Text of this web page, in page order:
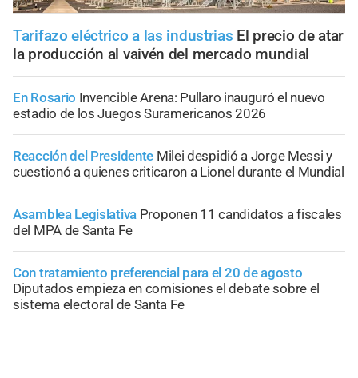
Tarifazo eléctrico a las industrias El precio de atar
la producción al vaivén del mercado mundial
En Rosario Invencible Arena: Pullaro inauguró el nuevo
estadio de los Juegos Suramericanos 2026
Reacción del Presidente Milei despidió a Jorge Messi y
cuestionó a quienes criticaron a Lionel durante el Mundial
Asamblea Legislativa Proponen 11 candidatos a fiscales
del MPA de Santa Fe
Con tratamiento preferencial para el 20 de agosto
Diputados empieza en comisiones el debate sobre el
sistema electoral de Santa Fe